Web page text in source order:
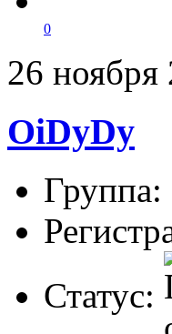
0
26 ноября
OiDyDy
Группа:
Статус: